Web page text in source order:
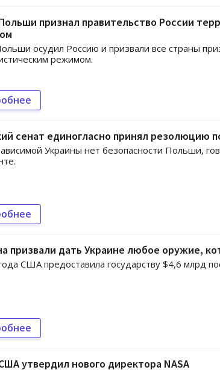
признал правительство России
осудил Россию и призвали все страны
режимом.
сенат единогласно принял резолюцию
Украины нет безопасности Польши,
призвали дать Украине любое оружие,
США предоставила государству $4,6 млрд
утвердил нового директора NASA